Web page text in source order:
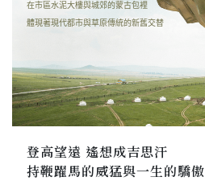
在市區水泥大樓與城郊的蒙古包裡
體現著現代都市與草原傳統的新舊交替
登高望遠 遙想成吉思汗
持鞭躍馬的威猛與一生的驕傲